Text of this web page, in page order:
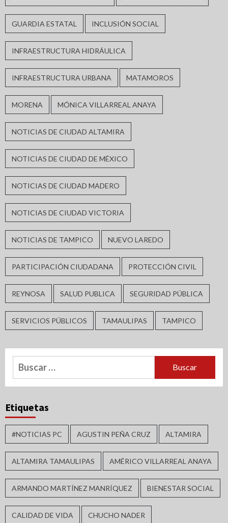
GUARDIA ESTATAL INCLUSIÓN SOCIAL
INFRAESTRUCTURA HIDRÁULICA
INFRAESTRUCTURA URBANA MATAMOROS
MORENA MÓNICA VILLARREAL ANAYA
NOTICIAS DE CIUDAD ALTAMIRA
NOTICIAS DE CIUDAD DE MÉXICO
NOTICIAS DE CIUDAD MADERO
NOTICIAS DE CIUDAD VICTORIA
NOTICIAS DE TAMPICO NUEVO LAREDO
PARTICIPACIÓN CIUDADANA PROTECCIÓN CIVIL
REYNOSA SALUD PUBLICA SEGURIDAD PÚBLICA
SERVICIOS PÚBLICOS TAMAULIPAS TAMPICO
Buscar:
Etiquetas
#NOTICIAS PC AGUSTIN PEÑA CRUZ ALTAMIRA
ALTAMIRA TAMAULIPAS AMÉRICO VILLARREAL ANAYA
ARMANDO MARTÍNEZ MANRÍQUEZ BIENESTAR SOCIAL
CALIDAD DE VIDA CHUCHO NADER